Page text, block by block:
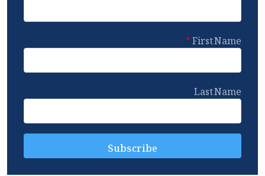
First Name
Last Name